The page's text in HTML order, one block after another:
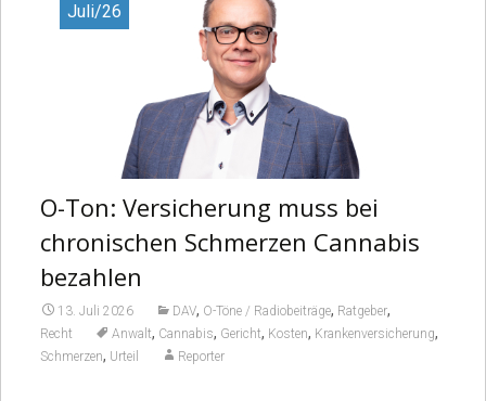
Juli/26
O-Ton: Versicherung muss bei
chronischen Schmerzen Cannabis
bezahlen
13. Juli 2026 DAV, O-Töne / Radiobeiträge, Ratgeber,
Recht Anwalt, Cannabis, Gericht, Kosten, Krankenversicherung,
Schmerzen, Urteil Reporter